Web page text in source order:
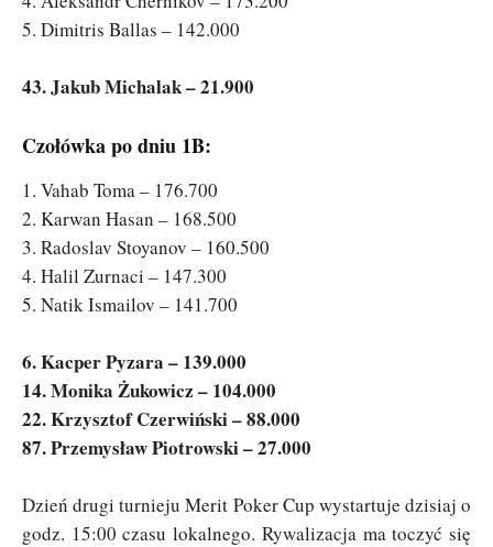
5. Dimitris Ballas – 142.000
43. Jakub Michalak – 21.900
Czołówka po dniu 1B:
1. Vahab Toma – 176.700
2. Karwan Hasan – 168.500
3. Radoslav Stoyanov – 160.500
4. Halil Zurnaci – 147.300
5. Natik Ismailov – 141.700
6. Kacper Pyzara – 139.000
14. Monika Żukowicz – 104.000
22. Krzysztof Czerwiński – 88.000
87. Przemysław Piotrowski – 27.000
Dzień drugi turnieju Merit Poker Cup wystartuje dzisiaj o
godz. 15:00 czasu lokalnego. Rywalizacja ma toczyć się